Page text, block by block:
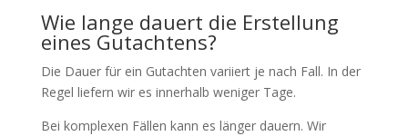
Wie lange dauert die Erstellung
eines Gutachtens?
Die Dauer für ein Gutachten variiert je nach Fall. In der
Regel liefern wir es innerhalb weniger Tage.
Bei komplexen Fällen kann es länger dauern. Wir